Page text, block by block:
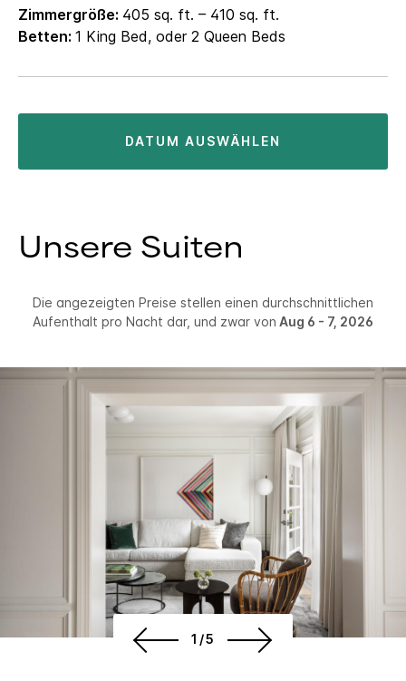
Zimmergröße: 405 sq. ft. – 410 sq. ft.
Betten: 1 King Bed, oder 2 Queen Beds
DATUM AUSWÄHLEN
Unsere Suiten
Die angezeigten Preise stellen einen durchschnittlichen
Aufenthalt pro Nacht dar, und zwar von Aug 6 - 7, 2026
1/5